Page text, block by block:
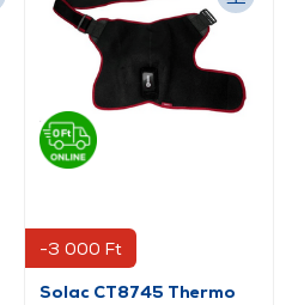
-3 000 Ft
Solac CT8745 Thermo